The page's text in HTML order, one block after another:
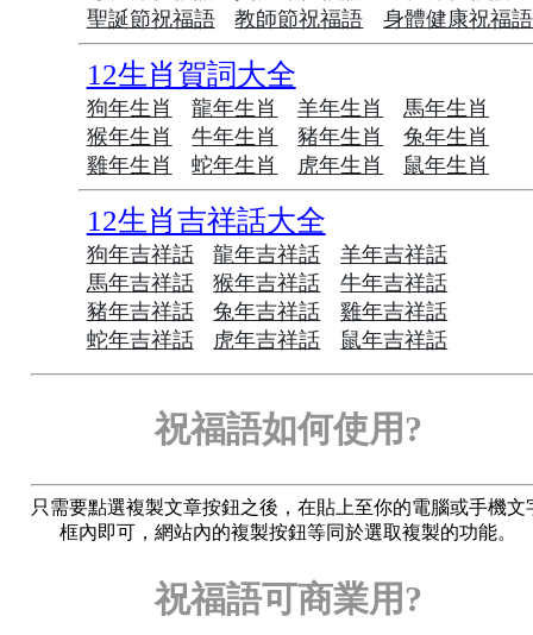
聖誕節祝福語
教師節祝福語 身體健康祝福語
12生肖賀詞大全
狗年生肖 龍年生肖 羊年生肖
馬年生肖
猴年生肖
牛年生肖 豬年生肖
兔年生肖
雞年生肖
蛇年生肖 虎年生肖 鼠年生肖
12生肖吉祥話大全
狗年吉祥話 龍年吉祥話
羊年吉祥話
馬年吉祥話
猴年吉祥話
牛年吉祥話
豬年吉祥話
兔年吉祥話
雞年吉祥話
蛇年吉祥話
虎年吉祥話 鼠年吉祥話
祝福語如何使用?
只需要點選複製文章按鈕之後，在貼上至你的電腦或手機文
框內即可，網站內的複製按鈕等同於選取複製的功能。
祝福語可商業用?